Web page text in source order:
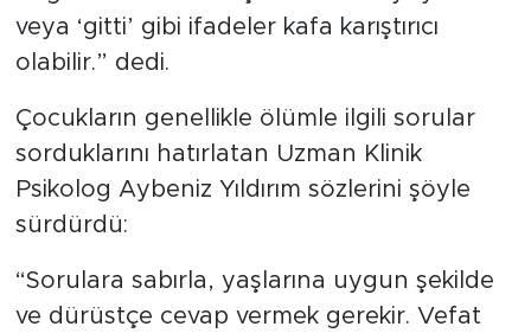
doğru ve basit bir açıklamadır. ‘Uyuyor’
veya ‘gitti’ gibi ifadeler kafa karıştırıcı
Çocukların genellikle ölümle ilgili sorular
sorduklarını hatırlatan Uzman Klinik
Psikolog Aybeniz Yıldırım sözlerini şöyle
“Sorulara sabırla, yaşlarına uygun şekilde